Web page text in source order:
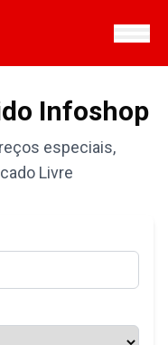
Infoshop
especiais,
Livre